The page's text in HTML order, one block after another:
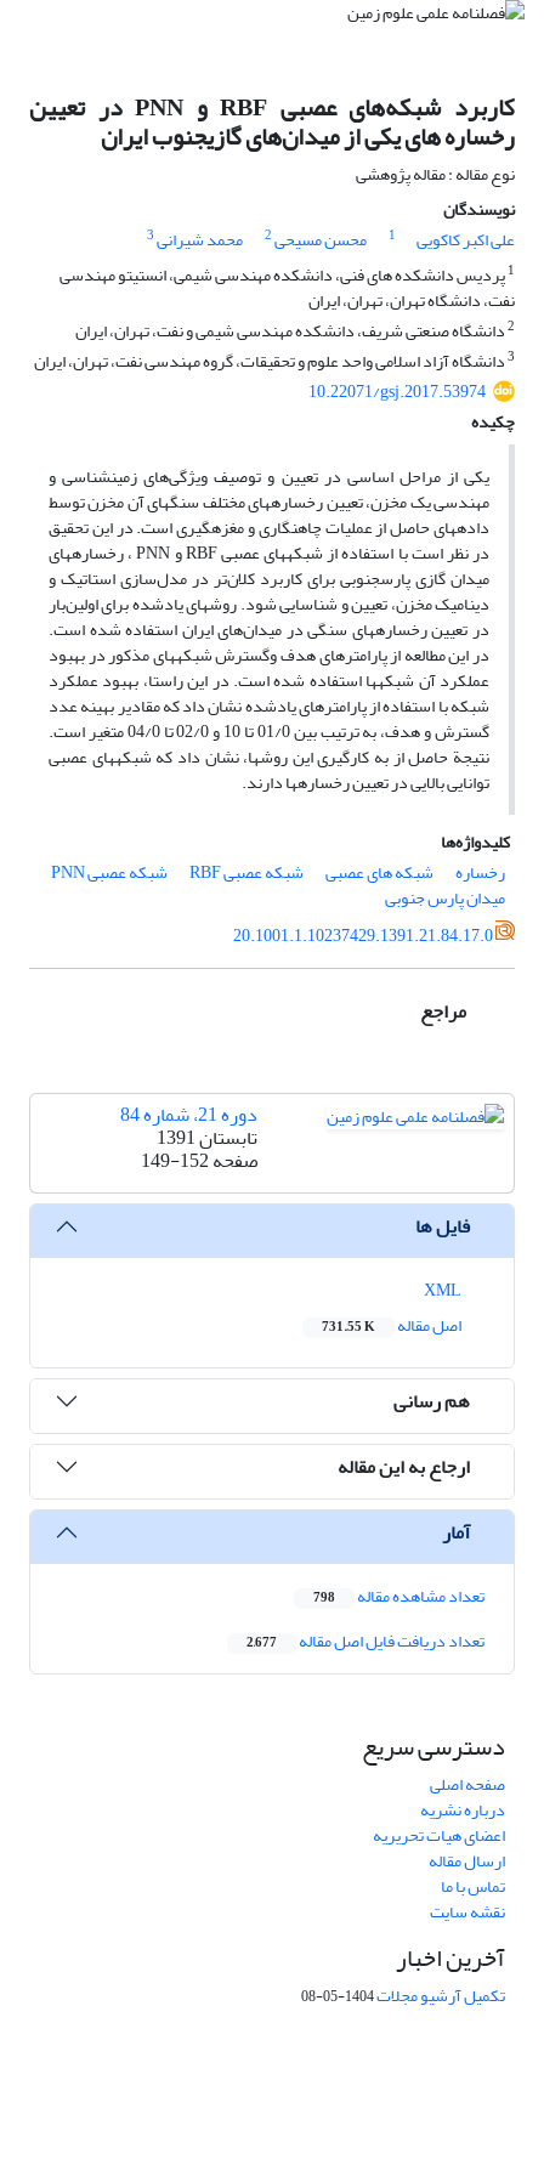
کاربرد شبکه‌های عصبی RBF و PNN در تعیین
رخساره های یکی از میدان‌های گازیجنوب ایران
نوع مقاله : مقاله پژوهشی
نویسندگان
علی اکبر کاکویی
1 محسن مسیحی2 محمد شیرانی3
1پردیس دانشکده های فنی، دانشکده مهندسی شیمی، انستیتو مهندسی
نفت، دانشگاه تهران، تهران، ایران
2دانشگاه صنعتی شریف، دانشکده مهندسی شیمی و نفت، تهران، ایران
3دانشگاه آزاد اسلامی واحد علوم و تحقیقات، گروه مهندسی نفت، تهران، ایران
10.22071/gsj.2017.53974
چکیده
یکی از مراحل اساسی در تعیین و توصیف ویژگی‌های زمین­شناسی و
مهندسی یک مخزن، تعیین رخساره­های مختلف سنگ­های آن مخزن توسط
داده­های حاصل از عملیات چاه­نگاری و مغزه­گیری است. در این تحقیق
در نظر است با استفاده از شبکه­های عصبی RBF و PNN ، رخساره­های
میدان گازی پارس­جنوبی برای کاربرد کلان‌تر در مدل‌سازی استاتیک و
دینامیک مخزن، تعیین و شناسایی شود. روش­های یادشده برای اولین‌بار
در تعیین رخساره­های سنگی در میدان‌های ایران استفاده شده است.
در این مطالعه از پارامترهای هدف وگسترش شبکه­های مذکور در بهبود
عملکرد آن شبکه­ها استفاده شده است. در این راستا، بهبود عملکرد
شبکه با استفاده از پارامترهای یادشده نشان داد که مقادیر بهینه عدد
گسترش و هدف، به ترتیب بین 01/0 تا 10 و 02/0 تا 04/0 متغیر است.
نتیجة حاصل از به کارگیری این روش­ها، نشان داد که شبکه­های عصبی
توانایی بالایی در تعیین رخساره­ها دارند.
کلیدواژه‌ها
رخساره
شبکه های عصبی شبکه عصبی RBF شبکه عصبی PNN
میدان پارس جنوبی
20.1001.1.10237429.1391.21.84.17.0
مراجع
دوره 21، شماره 84
تابستان 1391
صفحه149-152
فایل ها
اصل مقاله
731.55 K
هم رسانی
ارجاع به این مقاله
آمار
تعداد مشاهده مقاله 798
تعداد دریافت فایل اصل مقاله 2,677
دسترسی سریع
صفحه اصلی
درباره نشریه
اعضای هیات تحریریه
ارسال مقاله
تماس با ما
نقشه سایت
آخرین اخبار
تکمیل آرشیو مجلات1404-05-08